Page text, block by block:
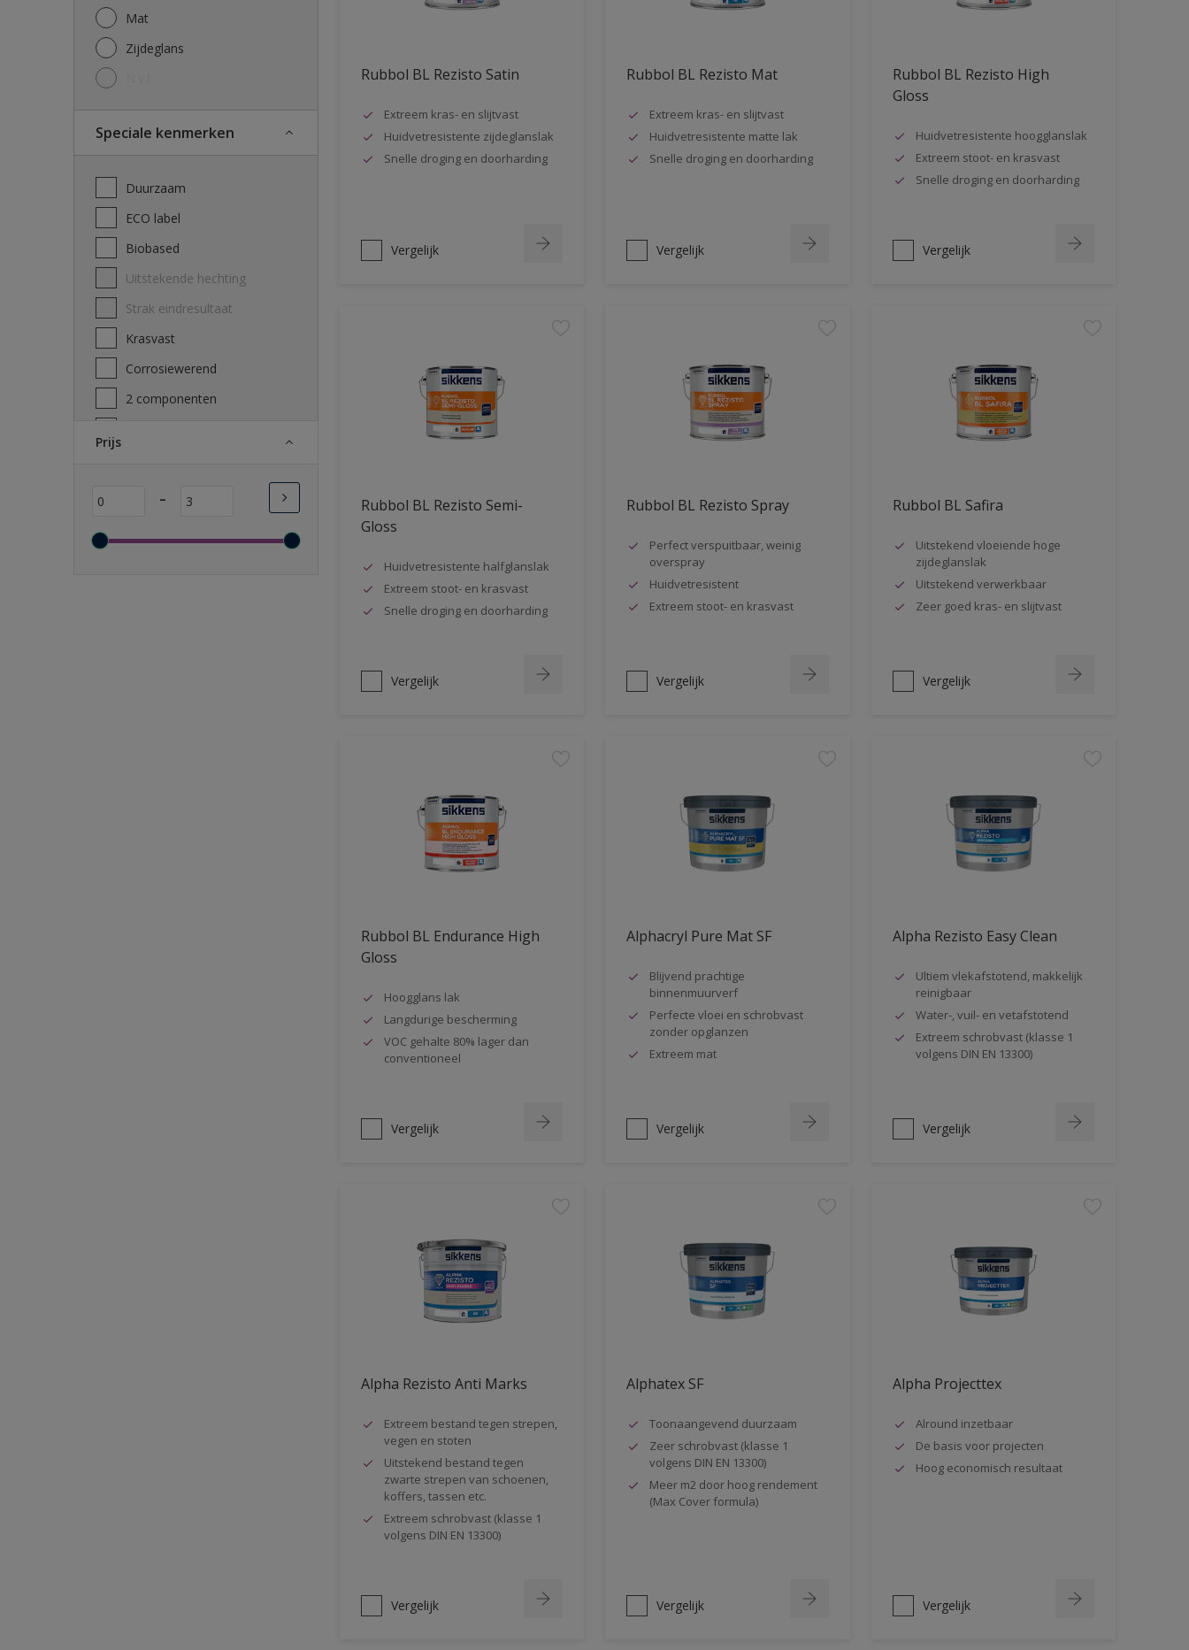
Mat
Zijdeglans
Speciale kenmerken
Duurzaam
ECO label
Biobased
Uitstekende hechting
Strak eindresultaat
Krasvast
Corrosiewerend
2 componenten
Wasbaar
Sneldrogend
Prijs
-
Rubbol BL Rezisto Satin
Extreem kras- en slijtvast
Huidvetresistente zijdeglanslak
Snelle droging en doorharding
Vergelijk
Rubbol BL Rezisto Mat
Extreem kras- en slijtvast
Huidvetresistente matte lak
Snelle droging en doorharding
Vergelijk
Rubbol BL Rezisto High
Gloss
Huidvetresistente hoogglanslak
Extreem stoot- en krasvast
Snelle droging en doorharding
Vergelijk
Rubbol BL Rezisto Semi-
Gloss
Huidvetresistente halfglanslak
Extreem stoot- en krasvast
Snelle droging en doorharding
Vergelijk
Rubbol BL Rezisto Spray
Perfect verspuitbaar, weinig
overspray
Huidvetresistent
Extreem stoot- en krasvast
Vergelijk
Rubbol BL Safira
Uitstekend vloeiende hoge
zijdeglanslak
Uitstekend verwerkbaar
Zeer goed kras- en slijtvast
Vergelijk
Rubbol BL Endurance High
Gloss
Hoogglans lak
Langdurige bescherming
VOC gehalte 80% lager dan
conventioneel
Vergelijk
Alphacryl Pure Mat SF
Blijvend prachtige
binnenmuurverf
Perfecte vloei en schrobvast
zonder opglanzen
Extreem mat
Vergelijk
Alpha Rezisto Easy Clean
Ultiem vlekafstotend, makkelijk
reinigbaar
Water-, vuil- en vetafstotend
Extreem schrobvast (klasse 1
volgens DIN EN 13300)
Vergelijk
Alpha Rezisto Anti Marks
Extreem bestand tegen strepen,
vegen en stoten
Uitstekend bestand tegen
zwarte strepen van schoenen,
koffers, tassen etc.
Extreem schrobvast (klasse 1
volgens DIN EN 13300)
Vergelijk
Alphatex SF
Toonaangevend duurzaam
Zeer schrobvast (klasse 1
volgens DIN EN 13300)
Meer m2 door hoog rendement
(Max Cover formula)
Vergelijk
Alpha Projecttex
Alround inzetbaar
De basis voor projecten
Hoog economisch resultaat
Vergelijk